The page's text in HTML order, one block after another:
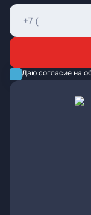
Даю согласие на